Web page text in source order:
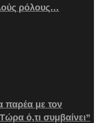
ρόλους…
παρέα με τον
ό,τι συμβαίνει”